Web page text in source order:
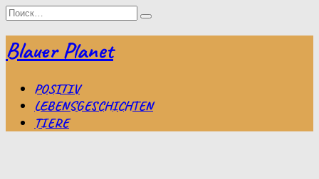
Перейти
к
содержанию
Search
for:
Blauer Planet
POSITIV
LEBENSGESCHICHTEN
TIERE